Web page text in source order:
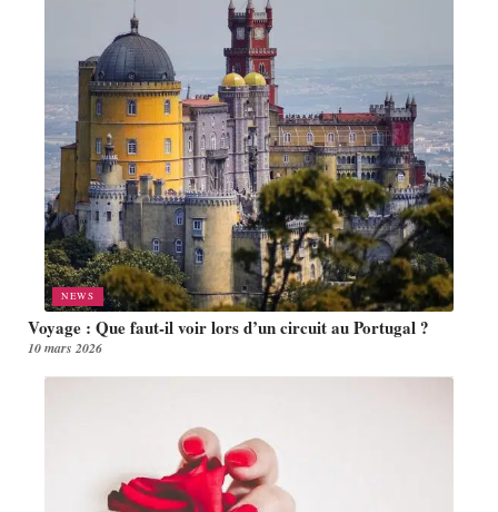
NEWS
Voyage : Que faut-il voir lors d’un circuit au Portugal ?
10 mars 2026